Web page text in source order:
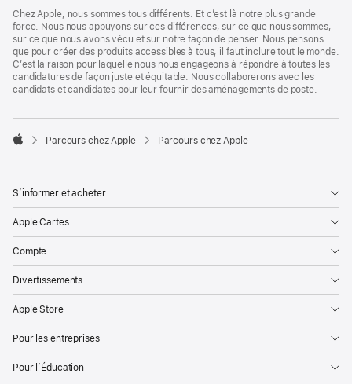
Footer
Chez Apple, nous sommes tous différents. Et c’est là notre plus grande
force. Nous nous appuyons sur ces différences, sur ce que nous sommes,
sur ce que nous avons vécu et sur notre façon de penser. Nous pensons
que pour créer des produits accessibles à tous, il faut inclure tout le monde.
C’est la raison pour laquelle nous nous engageons à répondre à toutes les
candidatures de façon juste et équitable. Nous collaborerons avec les
candidats et candidates pour leur fournir des aménagements de poste.

Parcours chez Apple Parcours chez Apple
S’informer et acheter
Apple Cartes
Compte
Divertissements
Apple Store
Pour les entreprises
Pour l’Éducation